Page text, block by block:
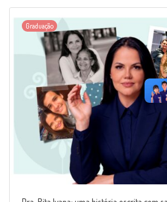
Graduação